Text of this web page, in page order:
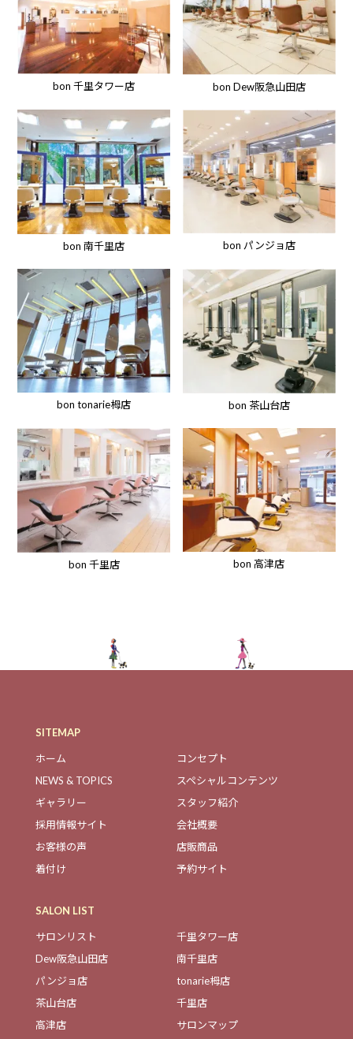
bon 千里タワー店 bon Dew阪急山田店
bon 南千里店 bon パンジョ店
bon tonarie栂店 bon 茶山台店
bon 千里店 bon 高津店
SITEMAP
ホーム
コンセプト
NEWS & TOPICS
スペシャルコンテンツ
ギャラリー
スタッフ紹介
採用情報サイト
会社概要
お客様の声
店販商品
着付け
予約サイト
SALON LIST
サロンリスト
千里タワー店
Dew阪急山田店
南千里店
パンジョ店
tonarie栂店
茶山台店
千里店
高津店
サロンマップ